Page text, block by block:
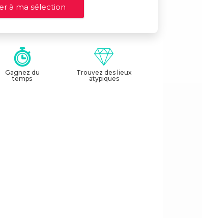
Gagnez du
temps
Trouvez des lieux
atypiques